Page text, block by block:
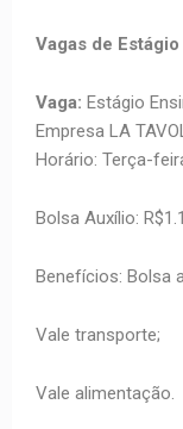
Vagas de
Vaga: Estágio
Empresa LA
Horário: Terça-
Bolsa Auxílio:
Benefícios: Bolsa
Vale transporte;
Vale alimentação.